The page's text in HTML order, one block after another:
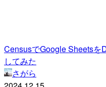
CensusでGoogle Sheetsを
してみた
さがら